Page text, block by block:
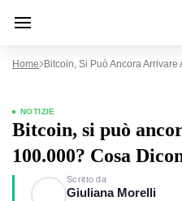
Home Bitcoin, Si Può Ancora
NOTIZIE
Bitcoin, si può
100.000? Cosa
Scritto da
Giuliana Morelli